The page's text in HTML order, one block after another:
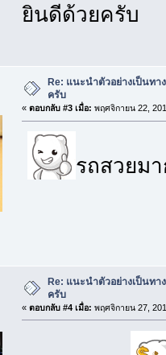
ยินดีด้วยครับ
Re: แนะนำตัวอย่างเป็นท
ครับ
« ตอบกลับ #3 เมื่อ: พฤศจิกายน 22,
รถสวยม
Re: แนะนำตัวอย่างเป็นทา
ครับ
« ตอบกลับ #4 เมื่อ: พฤศจิกายน 27,